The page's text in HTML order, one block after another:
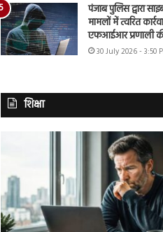
पंजाब पुलिस द्वारा
मामलों में त्वरित
एफआईआर प्रणाली
30 July 2026 - 3:50
शिक्षा